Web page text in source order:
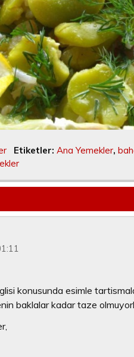
Etiketler: Ana Yemekler,
konusunda esimle
baklalar kadar taze